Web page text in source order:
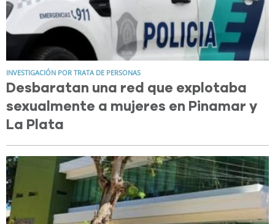
INVESTIGACIÓN POR TRATA DE PERSONAS
Desbaratan una red que explotaba
sexualmente a mujeres en Pinamar y
La Plata